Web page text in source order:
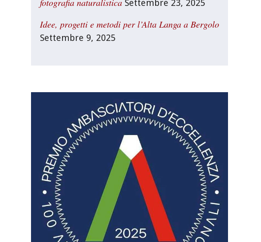
fotografia naturalistica Settembre 23, 2025
Idee, progetti e metodi per l’Alta Langa a Bergolo
Settembre 9, 2025